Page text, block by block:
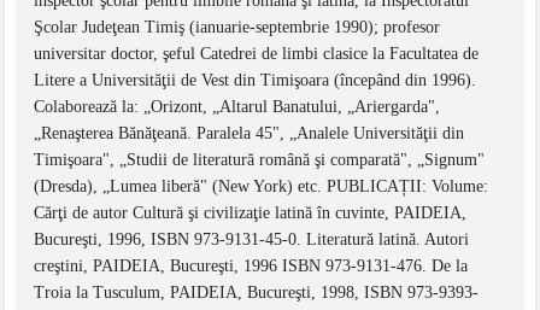
Şcolar Judeţean Timiş (ianuarie-septembrie 1990); profesor
universitar doctor, şeful Catedrei de limbi clasice la Facultatea de
Litere a Universităţii de Vest din Timişoara (începând din 1996).
Colaborează la: „Orizont, „Altarul Banatului, „Ariergarda",
„Renaşterea Bănăţeană. Paralela 45", „Analele Universităţii din
Timişoara", „Studii de literatură română şi comparată", „Signum"
(Dresda), „Lumea liberă" (New York) etc. PUBLICAȚII: Volume:
Cărţi de autor Cultură şi civilizaţie latină în cuvinte, PAIDEIA,
Bucureşti, 1996, ISBN 973-9131-45-0. Literatură latină. Autori
creştini, PAIDEIA, Bucureşti, 1996 ISBN 973-9131-476. De la
Troia la Tusculum, PAIDEIA, Bucureşti, 1998, ISBN 973-9393-